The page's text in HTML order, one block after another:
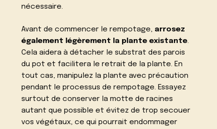
nécessaire.
Avant de commencer le rempotage, arrosez
également légèrement la plante existante.
Cela aidera à détacher le substrat des parois
du pot et facilitera le retrait de la plante. En
tout cas, manipulez la plante avec précaution
pendant le processus de rempotage. Essayez
surtout de conserver la motte de racines
autant que possible et évitez de trop secouer
vos végétaux, ce qui pourrait endommager